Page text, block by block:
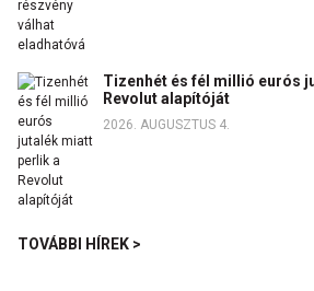
Tizenhét és fél millió eurós
Revolut alapítóját
2026. AUGUSZTUS 4.
TOVÁBBI HÍREK >